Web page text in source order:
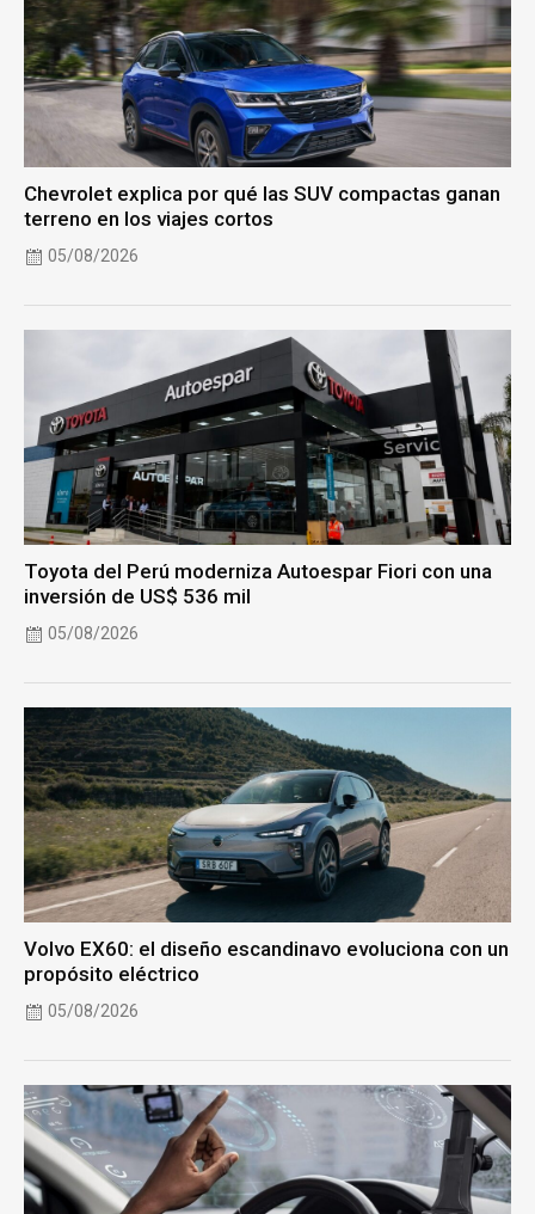
Chevrolet explica por qué las SUV compactas ganan
terreno en los viajes cortos
05/08/2026
Toyota del Perú moderniza Autoespar Fiori con una
inversión de US$ 536 mil
05/08/2026
Volvo EX60: el diseño escandinavo evoluciona con un
propósito eléctrico
05/08/2026